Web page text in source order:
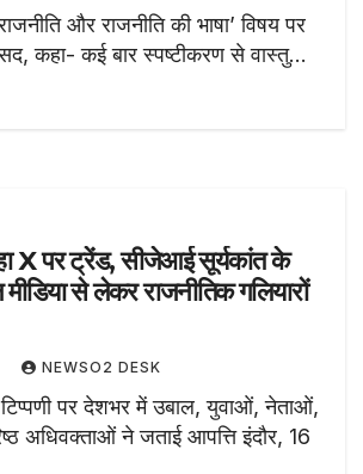
और राजनीति की भाषा’ विषय पर
कहा- कई बार स्पष्टीकरण से वास्तु…
X पर ट्रेंड, सीजेआई सूर्यकांत के
से लेकर राजनीतिक गलियारों
NEWSO2 DESK
पर देशभर में उबाल, युवाओं, नेताओं,
अधिवक्ताओं ने जताई आपत्ति इंदौर, 16